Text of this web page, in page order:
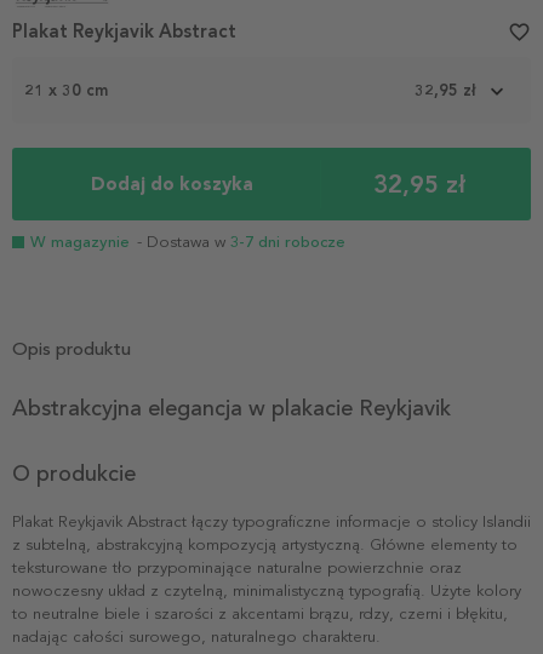
1
21 x 30 cm 32,95 zł
Dodaj do koszyka 32,95 zł
W magazynie - Dostawa w 3-7 dni robocze
Plakat Reykjavik Abstract favorite_border
Opis produktu
Abstrakcyjna elegancja w plakacie Reykjavik
O produkcie
Plakat Reykjavik Abstract łączy typograficzne informacje o stolicy Islandii
z subtelną, abstrakcyjną kompozycją artystyczną. Główne elementy to
teksturowane tło przypominające naturalne powierzchnie oraz
nowoczesny układ z czytelną, minimalistyczną typografią. Użyte kolory
to neutralne biele i szarości z akcentami brązu, rdzy, czerni i błękitu,
nadając całości surowego, naturalnego charakteru.